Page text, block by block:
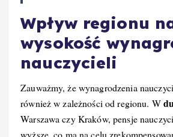
Wpływ regionu
wysokość
nauczycieli
Zauważmy, że wynagrodzenia
również w zależności od regionu. W
Warszawa czy Kraków, pensje
wyższe, co ma na celu